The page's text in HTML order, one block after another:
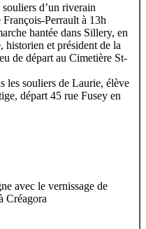
d’un riverain
Perrault à 13h
hantée dans Sillery, en
historien et président de la
de départ au Cimetière St-
les souliers de Laurie, élève
départ 45 rue Fusey en
avec le vernissage de
Créagora